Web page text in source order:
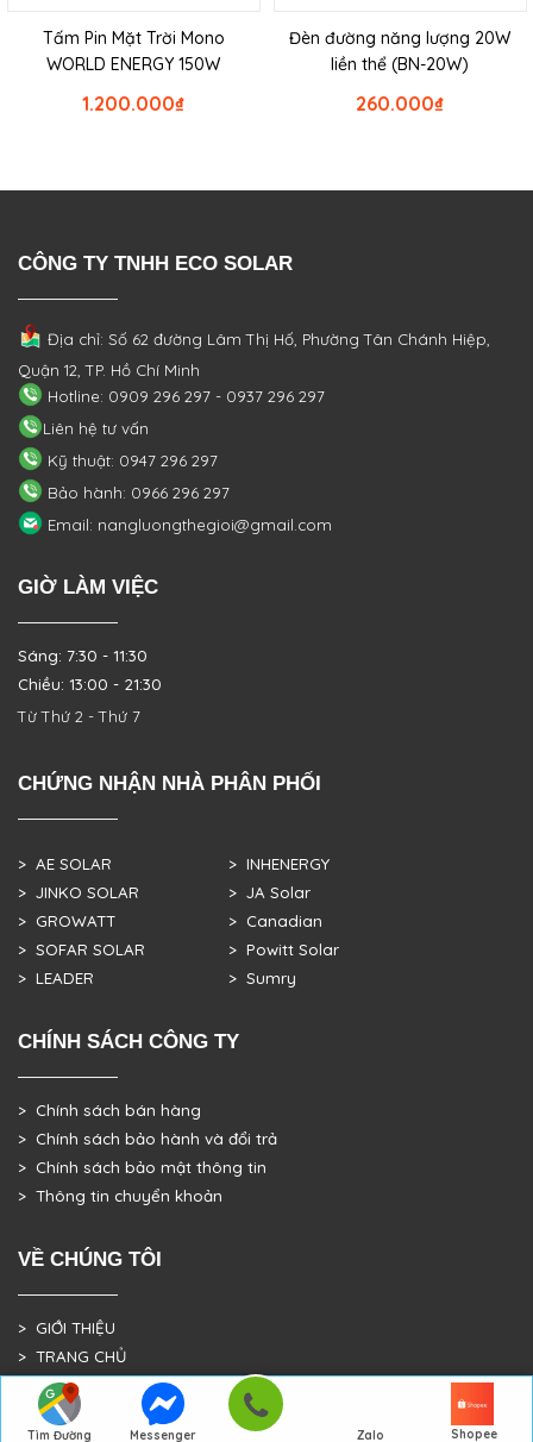
Tìm Đường Messenger Zalo Shopee
Tấm Pin Mặt Trời Mono
WORLD ENERGY 150W
₫
1.200.000
Đèn đường năng lượng 20W
liền thể (BN-20W)
₫
260.000
CÔNG TY TNHH ECO SOLAR
Địa chỉ: Số 62 đường Lâm Thị Hố, PhườngTân Chánh Hiệp,
Quận 12, TP. Hồ Chí Minh
Hotline: 0909 296 297 - 0937 296 297
Liên hệ tư vấn
Kỹ thuật: 0947 296 297
Bảo hành: 0966 296 297
Email: nangluongthegioi@gmail.com
GIỜ LÀM VIỆC
Sáng: 7:30 - 11:30
Chiều: 13:00 - 21:30
Từ Thứ 2 - Thứ 7
CHỨNG NHẬN NHÀ PHÂN PHỐI
> AE SOLAR
> JINKO SOLAR
> GROWATT
> SOFAR SOLAR
> LEADER
> INHENERGY
> JA Solar
> Canadian
> Powitt Solar
> Sumry
CHÍNH SÁCH CÔNG TY
> Chính sách bán hàng
> Chính sách bảo hành và đổi trả
> Chính sách bảo mật thông tin
> Thông tin chuyển khoản
VỀ CHÚNG TÔI
> GIỚI THIỆU
> TRANG CHỦ
> DỰ ÁN THỰC TẾ